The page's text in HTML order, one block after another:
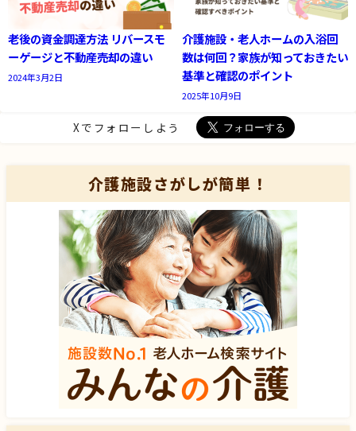
老後の資金調達方法 リバースモ
ーゲージと不動産売却の違い
2024年3月2日
介護施設・老人ホームの入浴回
数は何回？家族が知っておきたい
基準と確認のポイント
2025年10月9日
Xでフォローしよう
介護施設さがしが簡単！